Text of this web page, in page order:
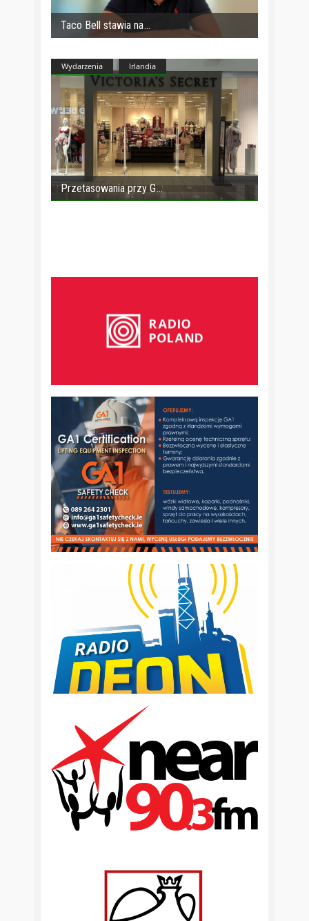
Taco Bell stawia na
Wydarzenia Irlandia
Przetasowania przy G